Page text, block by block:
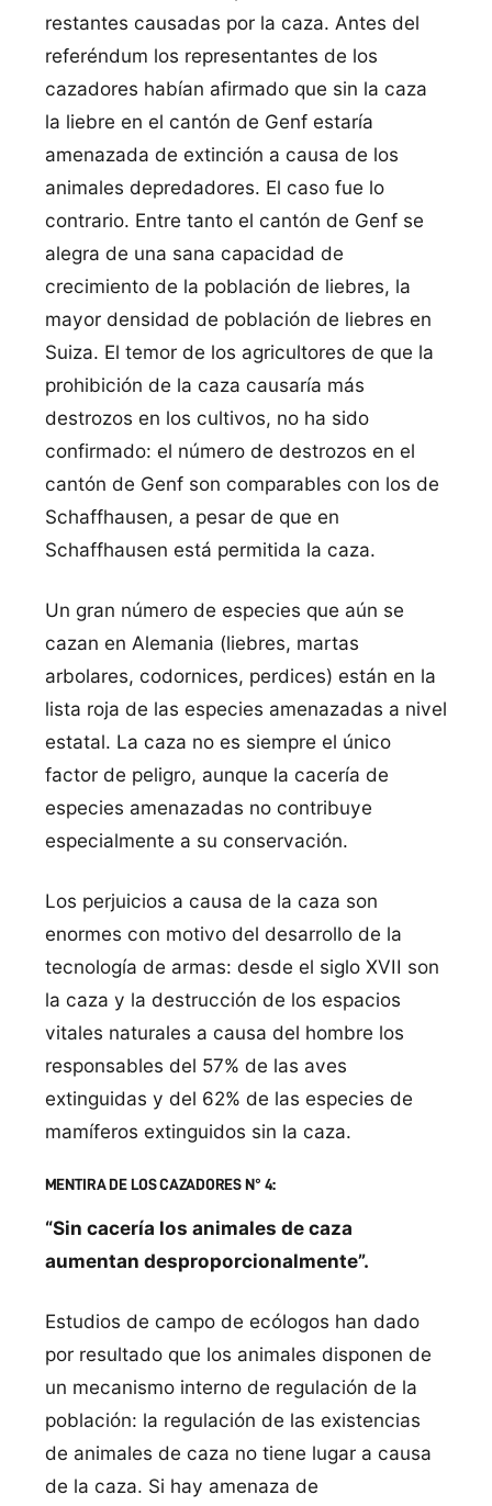
restantes causadas por la caza. Antes del
referéndum los representantes de los
cazadores habían afirmado que sin la caza
la liebre en el cantón de Genf estaría
amenazada de extinción a causa de los
animales depredadores. El caso fue lo
contrario. Entre tanto el cantón de Genf se
alegra de una sana capacidad de
crecimiento de la población de liebres, la
mayor densidad de población de liebres en
Suiza. El temor de los agricultores de que la
prohibición de la caza causaría más
destrozos en los cultivos, no ha sido
confirmado: el número de destrozos en el
cantón de Genf son comparables con los de
Schaffhausen, a pesar de que en
Schaffhausen está permitida la caza.
Un gran número de especies que aún se
cazan en Alemania (liebres, martas
arbolares, codornices, perdices) están en la
lista roja de las especies amenazadas a nivel
estatal. La caza no es siempre el único
factor de peligro, aunque la cacería de
especies amenazadas no contribuye
especialmente a su conservación.
Los perjuicios a causa de la caza son
enormes con motivo del desarrollo de la
tecnología de armas: desde el siglo XVII son
la caza y la destrucción de los espacios
vitales naturales a causa del hombre los
responsables del 57% de las aves
extinguidas y del 62% de las especies de
mamíferos extinguidos sin la caza.
MENTIRA DE LOS CAZADORES N° 4:
“Sin cacería los animales de caza
aumentan desproporcionalmente”.
Estudios de campo de ecólogos han dado
por resultado que los animales disponen de
un mecanismo interno de regulación de la
población: la regulación de las existencias
de animales de caza no tiene lugar a causa
de la caza. Si hay amenaza de